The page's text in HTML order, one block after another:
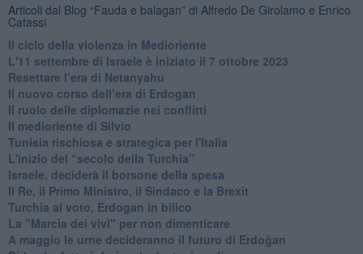
Articoli dal Blog “Fauda e balagan” di Alfredo De Girolamo e Enrico
Catassi
Il ciclo della violenza in Medioriente
L'11 settembre di Israele è iniziato il 7 ottobre 2023
Resettare l’era di Netanyahu
​Il nuovo corso dell’era di Erdogan
Il ruolo delle diplomazie nei conflitti
Il medioriente di Silvio
Tunisia rischiosa e strategica per l'Italia
L'inizio del “secolo della Turchia”
Israele, deciderà il borsone della spesa
Il Re, il Primo Ministro, il Sindaco e la Brexit
Turchia al voto, Erdogan in bilico
La "Marcia dei vivi" per non dimenticare
A maggio le urne decideranno il futuro di Erdoğan